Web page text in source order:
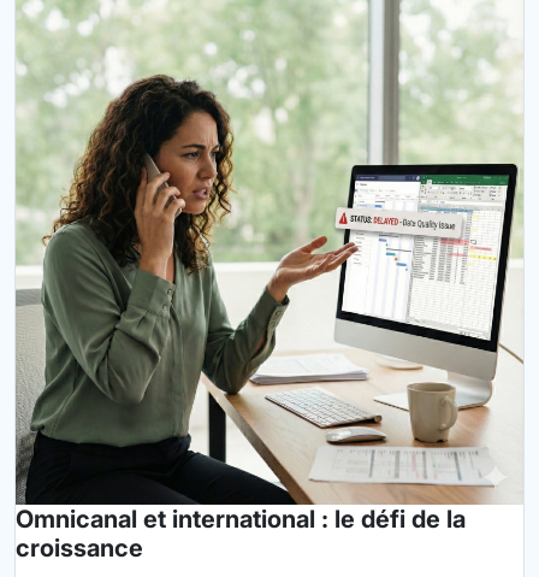
Omnicanal et international : le défi de la
croissance